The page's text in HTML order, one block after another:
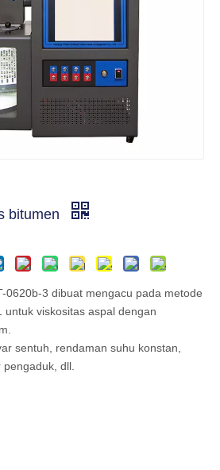
bitumen
0620b-3 dibuat mengacu pada metode
untuk viskositas aspal dengan
sentuh, rendaman suhu konstan,
dll.